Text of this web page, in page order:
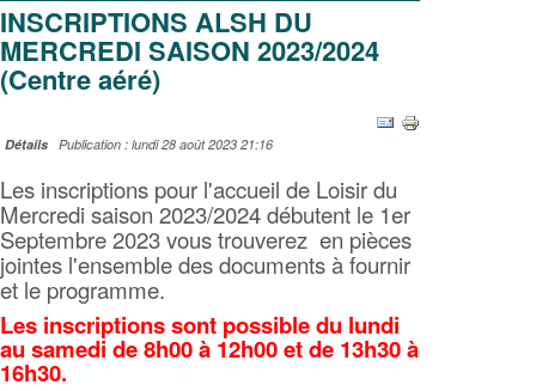
INSCRIPTIONS ALSH DU
MERCREDI SAISON 2023/2024
(Centre aéré)
Détails Publication : lundi 28 août 2023 21:16
Les inscriptions pour l'accueil de Loisir du
Mercredi saison 2023/2024 débutent le 1er
Septembre 2023 vous trouverez en pièces
jointes l'ensemble des documents à fournir
et le programme.
Les inscriptions sont possible du lundi
au samedi de 8h00 à 12h00 et de 13h30 à
16h30.